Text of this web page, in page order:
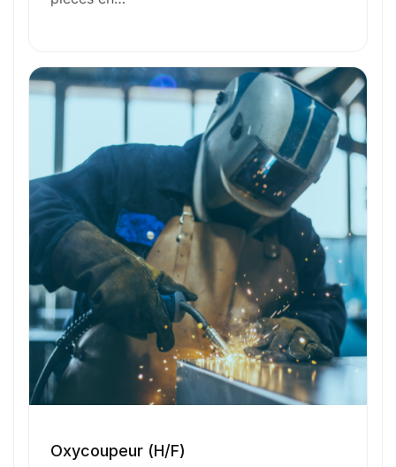
Formation et Qualifications
Perspectives de carrière
Avantages
Ces métiers peuvent vous intéresser
Toutes nos fiches métiers
Oxycoupeur (H/F)